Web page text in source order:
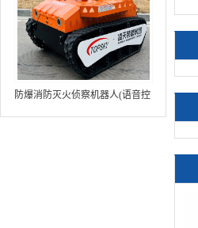
防爆消防灭火侦察机器人(语音控
制+跟随功能+5G控制+水炮跟踪